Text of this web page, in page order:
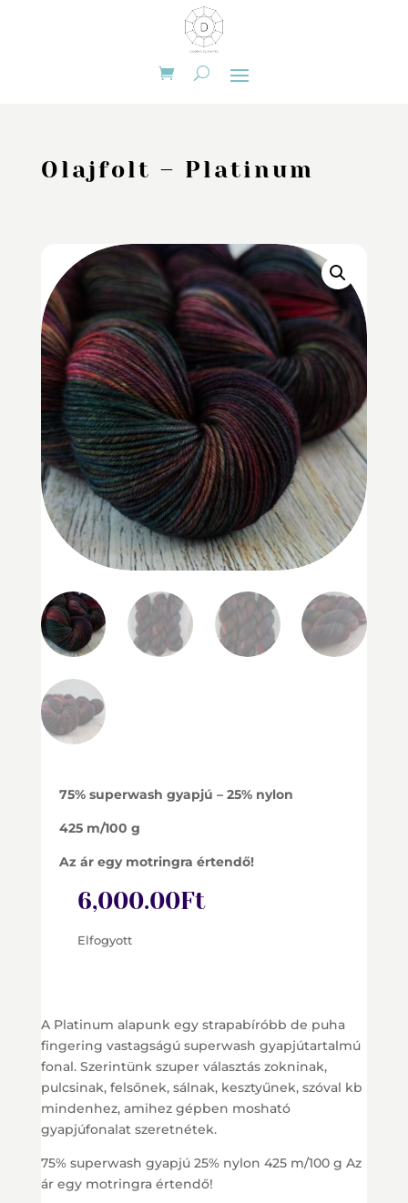
Olajfolt – Platinum
75% superwash gyapjú – 25% nylon
425 m/100 g
Az ár egy motringra értendő!
6,000.00Ft
Elfogyott
A Platinum alapunk egy strapabíróbb de puha
fingering vastagságú superwash gyapjútartalmú
fonal. Szerintünk szuper választás zokninak,
pulcsinak, felsőnek, sálnak, kesztyűnek, szóval kb
mindenhez, amihez gépben mosható
gyapjúfonalat szeretnétek.
75% superwash gyapjú 25% nylon 425 m/100 g Az
ár egy motringra értendő!